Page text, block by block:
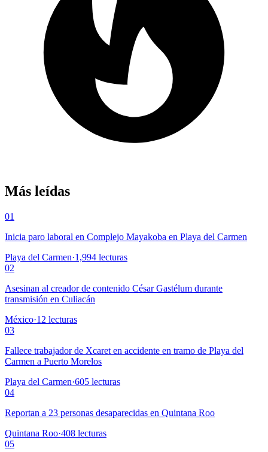
Más leídas
01
Inicia paro laboral en Complejo Mayakoba en Playa del Carmen
Playa del Carmen·1,994 lecturas
02
Asesinan al creador de contenido César Gastélum durante
transmisión en Culiacán
México·12 lecturas
03
Fallece trabajador de Xcaret en accidente en tramo de Playa del
Carmen a Puerto Morelos
Playa del Carmen·605 lecturas
04
Reportan a 23 personas desaparecidas en Quintana Roo
Quintana Roo·408 lecturas
05